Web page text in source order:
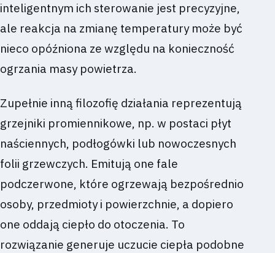
inteligentnym ich sterowanie jest precyzyjne,
ale reakcja na zmianę temperatury może być
nieco opóźniona ze względu na konieczność
ogrzania masy powietrza.
Zupełnie inną filozofię działania reprezentują
grzejniki promiennikowe, np. w postaci płyt
naściennych, podłogówki lub nowoczesnych
folii grzewczych. Emitują one fale
podczerwone, które ogrzewają bezpośrednio
osoby, przedmioty i powierzchnie, a dopiero
one oddają ciepło do otoczenia. To
rozwiązanie generuje uczucie ciepła podobne